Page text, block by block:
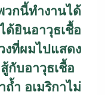
กนี้ทำงานได้
ยินอาวุธเชื้อ
ที่ผมไปแสดง
กับอาวุธเชื้อ
ำ อเมริกาไม่